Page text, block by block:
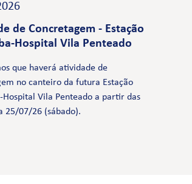
de Concretagem - Estação
Hospital Vila Penteado
que haverá atividade de
no canteiro da futura Estação
Hospital Vila Penteado a partir das
25/07/26 (sábado).